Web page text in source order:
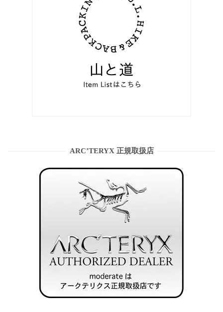
ARC’TERYX 正規取扱店